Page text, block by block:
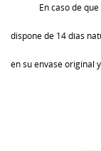
En caso de
dispone de 14 días
en su envase original